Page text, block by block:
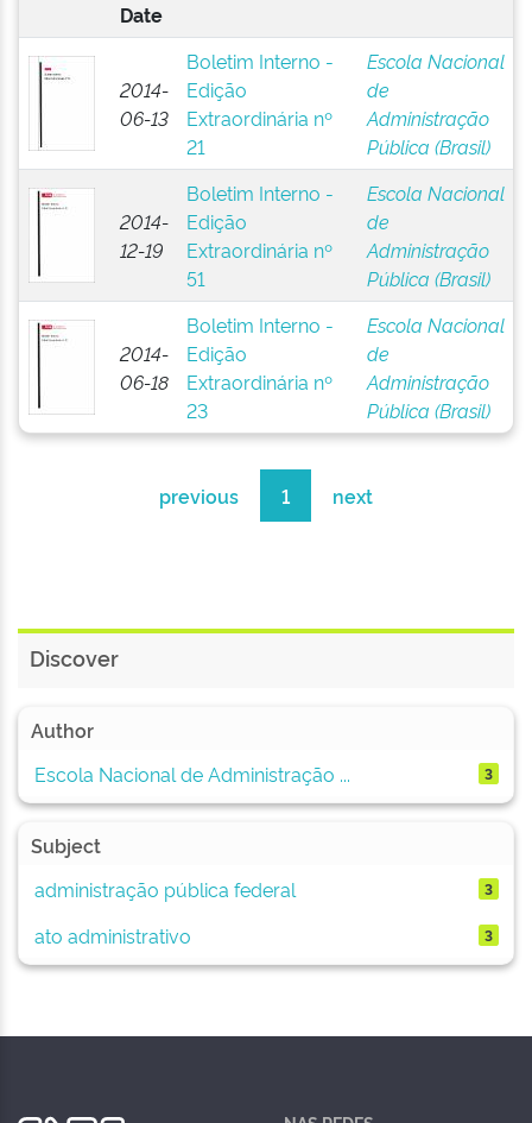
Date
2014-
06-13
Boletim Interno -
Edição
Extraordinária nº
21
Escola Nacional
de
Administração
Pública (Brasil)
2014-
12-19
Boletim Interno -
Edição
Extraordinária nº
51
Escola Nacional
de
Administração
Pública (Brasil)
2014-
06-18
Boletim Interno -
Edição
Extraordinária nº
23
Escola Nacional
de
Administração
Pública (Brasil)
previous 1 next
Discover
Author
Escola Nacional de Administração ...
3
Subject
administração pública federal
3
ato administrativo 3